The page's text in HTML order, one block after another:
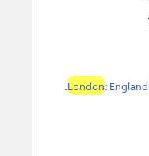
London: England
.